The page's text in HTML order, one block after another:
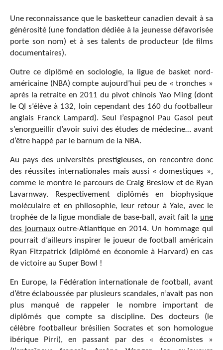
Une reconnaissance que le basketteur canadien devait à sa
générosité (une fondation dédiée à la jeunesse défavorisée
porte son nom) et à ses talents de producteur (de films
documentaires).
Outre ce diplômé en sociologie, la ligue de basket nord-
américaine (NBA) compte aujourd’hui peu de « tronches »
après la retraite en 2011 du pivot chinois Yao Ming (dont
le QI s’élève à 132, loin cependant des 160 du footballeur
anglais Franck Lampard). Seul l’espagnol Pau Gasol peut
s’enorgueillir d’avoir suivi des études de médecine… avant
d’être happé par le barnum de la NBA.
Au pays des universités prestigieuses, on rencontre donc
des réussites internationales mais aussi « domestiques »,
comme le montre le parcours de Craig Breslow et de Ryan
Lavarnway. Respectivement diplômés en biophysique
moléculaire et en philosophie, leur retour à Yale, avec le
trophée de la ligue mondiale de base-ball, avait fait la une
des journauxoutre-Atlantique en 2014. Un hommage qui
pourrait d’ailleurs inspirer le joueur de football américain
Ryan Fitzpatrick (diplômé en économie à Harvard) en cas
de victoire au Super Bowl !
En Europe, la Fédération internationale de football, avant
d’être éclaboussée par plusieurs scandales, n’avait pas non
plus manqué de rappeler le nombre important de
diplômés que compte sa discipline. Des docteurs (le
célèbre footballeur brésilien Socrates et son homologue
ibérique Pirri), en passant par des « économistes »